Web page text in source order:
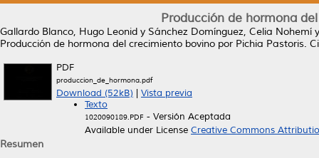
Producción de hormona
Gallardo Blanco, Hugo Leonid y Sánchez Domínguez, Celia Nohemí
Producción de hormona del crecimiento bovino por Pichia Pastoris.
PDF
produccion_de_hormona.pdf
Download (52kB)
Vista previa
Texto
1020090189.PDF - Versión Aceptada
Available under License Creative Commons
Resumen